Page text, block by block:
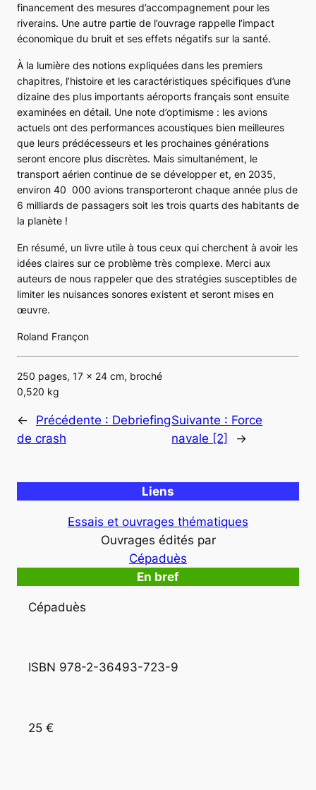
financement des mesures d’accompagnement pour les
riverains. Une autre partie de l’ouvrage rappelle l’impact
économique du bruit et ses effets négatifs sur la santé.
À la lumière des notions expliquées dans les premiers
chapitres, l’histoire et les caractéristiques spécifiques d’une
dizaine des plus importants aéroports français sont ensuite
examinées en détail. Une note d’optimisme : les avions
actuels ont des performances acoustiques bien meilleures
que leurs prédécesseurs et les prochaines générations
seront encore plus discrètes. Mais simultanément, le
transport aérien continue de se développer et, en 2035,
environ 40 000 avions transporteront chaque année plus de
6 milliards de passagers soit les trois quarts des habitants de
la planète !
En résumé, un livre utile à tous ceux qui cherchent à avoir les
idées claires sur ce problème très complexe. Merci aux
auteurs de nous rappeler que des stratégies susceptibles de
limiter les nuisances sonores existent et seront mises en
œuvre.
Roland Françon
250 pages, 17 x 24 cm, broché
0,520 kg
← Précédente : Debriefing
de crash
Suivante : Force
navale [2]
→
Liens
Essais et ouvrages thématiques
Ouvrages édités par
Cépaduès
En bref
Cépaduès
ISBN 978-2-36493-723-9
25 €